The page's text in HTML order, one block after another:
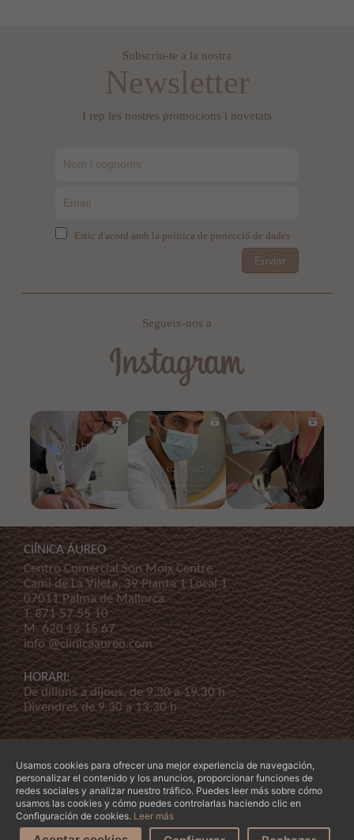
Subscriu-te a la nostra
Newsletter
I rep les nostres promocions i novetats
Estic d'acord amb la política de protecció de dades
Enviar
Segueix-nos a
ClÍNICA ÁUREO
Centro Comercial Son Moix Centre
Cami de La Vileta, 39 Planta 1 Local 1
07011 Palma de Mallorca
T.871 57 55 10
M.620 12 15 67
info @clinicaaureo.com
HORARI:
De dilluns a dijous, de 9.30 a 19.30 h
Divendres de 9.30 a 13.30 h
© Copyright 2026 Clínica Áureo S.L.Legal-Declaración de Accessibilidad
condicions-La nostra empresa
Usamos cookies para ofrecer una mejor experiencia de navegación,
personalizar el contenido y los anuncios, proporcionar funciones de
redes sociales y analizar nuestro tráfico. Puedes leer más sobre cómo
usamos las cookies y cómo puedes controlarlas haciendo clic en
Configuración de cookies. Leer más